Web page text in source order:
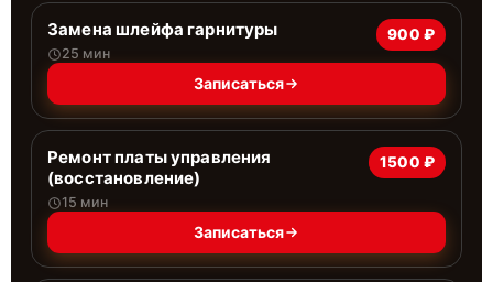
Замена шлейфа гарнитуры
25 мин
900 ₽
Записаться
Ремонт платы управления
(восстановление)
15 мин
1500 ₽
Записаться